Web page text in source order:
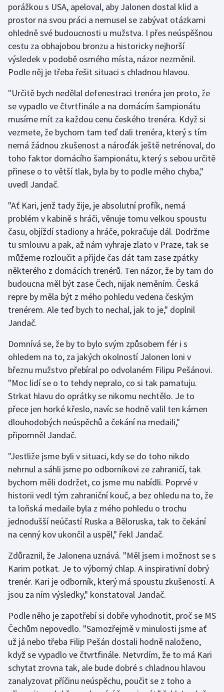
Motorsport
Olympijské hry
Parasport
Plážový volejbal
Ragby
Rychlobruslení
Rychlostní kanoistika
Short track
Sportovní střelba
Stolní tenis
Triatlon
Veslování
Vodní slalom
Volejbal
Ostatní
porážkou s USA, apeloval, aby Jalonen dostal klid a
prostor na svou práci a nemusel se zabývat otázkami
ohledně své budoucnosti u mužstva. I přes neúspěšnou
cestu za obhajobou bronzu a historicky nejhorší
výsledek v podobě osmého místa, názor nezměnil.
Podle něj je třeba řešit situaci s chladnou hlavou.
"Určitě bych nedělal defenestraci trenéra jen proto, že
se vypadlo ve čtvrtfinále a na domácím šampionátu
musíme mít za každou cenu českého trenéra. Když si
vezmete, že bychom tam teď dali trenéra, který s tím
nemá žádnou zkušenost a nároďák ještě netrénoval, do
toho faktor domácího šampionátu, který s sebou určitě
přinese o to větší tlak, byla by to podle mého chyba,"
uvedl Jandač.
"Ať Kari, jenž tady žije, je absolutní profík, nemá
problém v kabině s hráči, věnuje tomu velkou spoustu
času, objíždí stadiony a hráče, pokračuje dál. Dodržme
tu smlouvu a pak, až nám vyhraje zlato v Praze, tak se
můžeme rozloučit a přijde čas dát tam zase zpátky
některého z domácích trenérů. Ten názor, že by tam do
budoucna měl být zase Čech, nijak neměním. Česká
repre by měla být z mého pohledu vedena českým
trenérem. Ale teď bych to nechal, jak to je," doplnil
Jandač.
Domnívá se, že by to bylo svým způsobem fér i s
ohledem na to, za jakých okolností Jalonen loni v
březnu mužstvo přebíral po odvolaném Filipu Pešánovi.
"Moc lidí se o to tehdy nepralo, co si tak pamatuju.
Strkat hlavu do oprátky se nikomu nechtělo. Je to
přece jen horké křeslo, navíc se hodně valil ten kámen
dlouhodobých neúspěchů a čekání na medaili,"
připomněl Jandač.
"Jestliže jsme byli v situaci, kdy se do toho nikdo
nehrnul a sáhli jsme po odborníkovi ze zahraničí, tak
bychom měli dodržet, co jsme mu nabídli. Poprvé v
historii vedl tým zahraniční kouč, a bez ohledu na to, že
ta loňská medaile byla z mého pohledu o trochu
jednodušší neúčastí Ruska a Běloruska, tak to čekání
na cenný kov ukončil a uspěl," řekl Jandač.
Zdůraznil, že Jalonena uznává. "Měl jsem i možnost se s
Karim potkat. Je to výborný chlap. A inspirativní dobrý
trenér. Kari je odborník, který má spoustu zkušeností. A
jsou za ním výsledky," konstatoval Jandač.
Podle něho je zapotřebí si dobře vyhodnotit, proč se MS
Čechům nepovedlo. "Samozřejmě v minulosti jsme ať
už já nebo třeba Filip Pešán dostali hodně naloženo,
když se vypadlo ve čtvrtfinále. Netvrdím, že to má Kari
schytat zrovna tak, ale bude dobré s chladnou hlavou
zanalyzovat příčinu neúspěchu, poučit se z toho a